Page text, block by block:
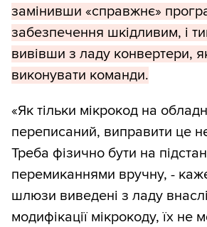
замінивши «справжнє»
забезпечення шкідливим, і
вивівши з ладу конвертери,
виконувати команди.
«Як тільки мікрокод на
переписаний, виправити це
Треба фізично бути на
перемиканнями вручну, -
шлюзи виведені з ладу
модифікації мікрокоду, їх не